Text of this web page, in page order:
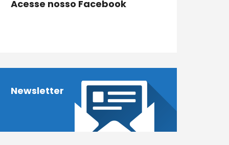
Acesse nosso Facebook
Newsletter